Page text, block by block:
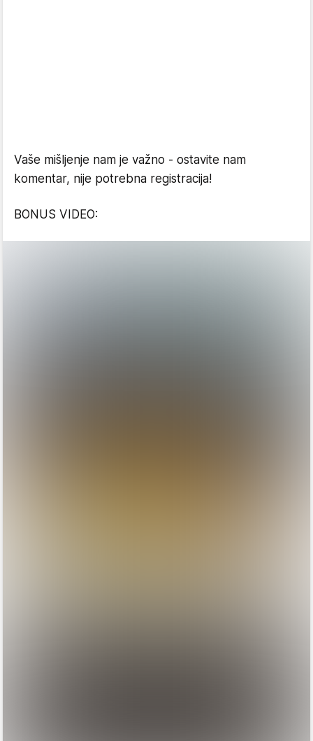
Vaše mišljenje nam je važno - ostavite nam
komentar, nije potrebna registracija!
BONUS VIDEO: